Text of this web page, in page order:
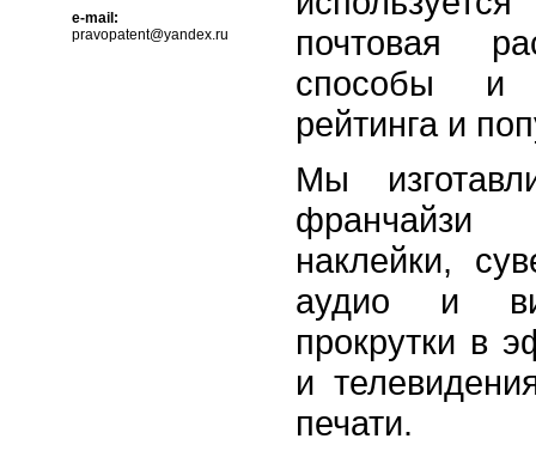
e-mail:
pravopatent@yandex.ru
почтовая
способы и
рейтинга и
Мы
наклейки,
аудио и
прокрутки в
и
печати.